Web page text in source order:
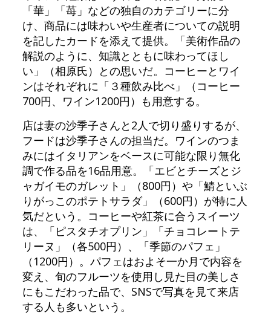
「華」「苺」などの独自のカテゴリーに分
け、商品には味わいや生産者についての説明
を記したカードを添えて提供。「美術作品の
解説のように、知識とともに味わってほし
い」（相原氏）との思いだ。コーヒーとワイ
ンはそれぞれに「３種飲み比べ」（コーヒー
700円、ワイン1200円）も用意する。
店は妻の沙季子さんと2人で切り盛りするが、
フードは沙季子さんの担当だ。ワインのつま
みにはイタリアンをベースに可能な限り無化
調で作る品を16品用意。「エビとチーズとジ
ャガイモのガレット」（800円）や「鯖といぶ
りがっこのポテトサラダ」（600円）が特に人
気だという。コーヒーや紅茶に合うスイーツ
は、「ピスタチオプリン」「チョコレートテ
リーヌ」（各500円）、「季節のパフェ」
（1200円）。パフェはおよそ一か月で内容を
変え、旬のフルーツを使用し見た目の美しさ
にもこだわった品で、SNSで写真を見て来店
する人も多いという。